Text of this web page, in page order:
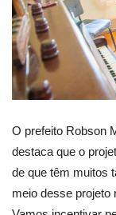
O prefeito Robson
destaca que o
de que têm muitos
meio desse projeto